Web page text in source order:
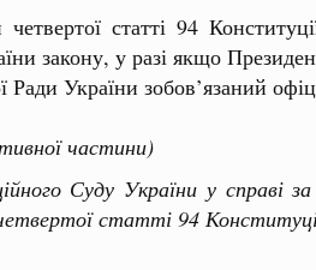
статті 94
закону, у разі якщо
Ради України зобов’язаний
частини)
Суду України у справі
статті 94